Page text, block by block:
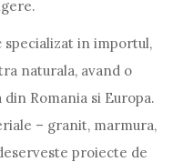
in importul,
naturala, avand o
Romania si Europa.
– granit, marmura,
proiecte de